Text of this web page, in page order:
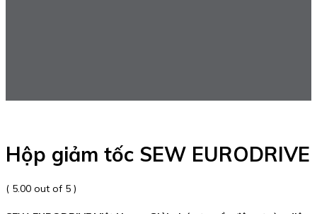
Hộp giảm tốc SEW EURODRIVE
( 5.00 out of 5 )